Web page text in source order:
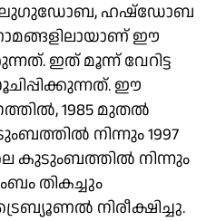
ഘുഗുഡോബ, ഹഷ്ഡോബ
ഈ
ഇത് മൂന്ന് വേറിട്ട
ഈ
1985 മുതല്‍
നിന്നും 1997
നിന്നും
തികച്ചും
നിരീക്ഷിച്ചു.